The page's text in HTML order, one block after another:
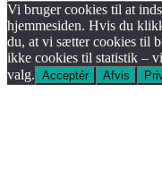
Vi bruger cookies til at
hjemmesiden. Hvis du
du, at vi sætter cookies til
ikke cookies til statistik –
valg. Acceptér Afvis